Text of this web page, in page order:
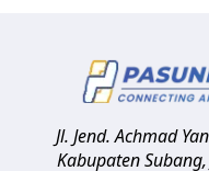
Jl. Jend. Achmad
Kabupaten